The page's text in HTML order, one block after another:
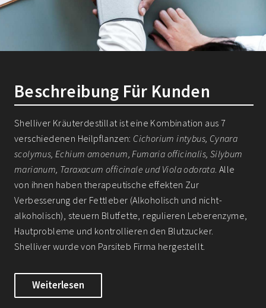
Beschreibung Für Kunden
Shelliver Kräuterdestillat ist eine Kombination aus 7
verschiedenen Heilpflanzen: Cichorium intybus, Cynara
scolymus, Echium amoenum, Fumaria officinalis, Silybum
marianum, Taraxacum officinale und Viola odorata. Alle
von ihnen haben therapeutische effekten Zur
Verbesserung der Fettleber (Alkoholisch und nicht-
alkoholisch), steuern Blutfette, regulieren Leberenzyme,
Hautprobleme und kontrollieren den Blutzucker.
Shelliver wurde von Parsiteb Firma hergestellt.
Weiterlesen